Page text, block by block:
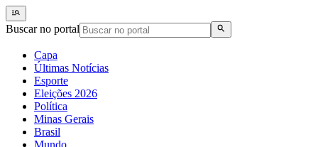
Buscar no portal
Capa
Últimas Notícias
Esporte
Eleições 2026
Política
Minas Gerais
Brasil
Mundo